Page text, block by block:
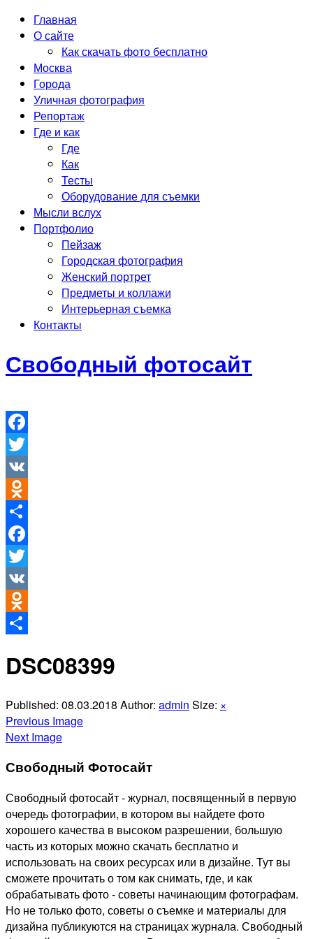
Главная
О сайте
Как скачать фото бесплатно
Москва
Города
Уличная фотография
Репортаж
Где и как
Где
Как
Тесты
Оборудование для съемки
Мысли вслух
Портфолио
Пейзаж
Городская фотография
Женский портрет
Предметы и коллажи
Интерьерная съемка
Контакты
Свободный фотосайт
Facebook
Twitter
VK
Odnoklassniki
Отправить
Facebook
Twitter
VK
Odnoklassniki
DSC08399
Published: 08.03.2018 Author: admin Size: ×
Previous Image
Next Image
Свободный Фотосайт
Свободный фотосайт - журнал, посвященный в первую
очередь фотографии, в котором вы найдете фото
хорошего качества в высоком разрешении, большую
часть из которых можно скачать бесплатно и
использовать на своих ресурсах или в дизайне. Тут вы
сможете прочитать о том как снимать, где, и как
обрабатывать фото - советы начинающим фотографам.
Но не только фото, советы о съемке и материалы для
дизайна публикуются на страницах журнала. Свободный